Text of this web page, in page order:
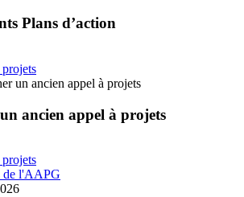
Plans d’action
un ancien appel à projets
ancien appel à projets
de l'AAPG